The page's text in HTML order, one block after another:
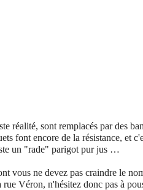
réalité, sont remplacés par des
font encore de la résistance, et
un "rade" parigot pur jus …
vous ne devez pas craindre le
Véron, n'hésitez donc pas à